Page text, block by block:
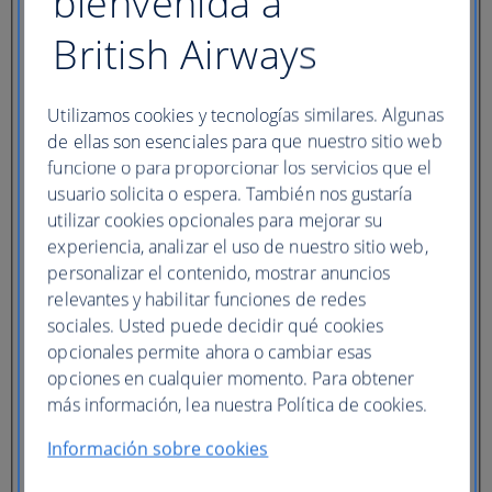
Tarifa mas económica
Adultos
(16+)
Adolescentes
(12-15)
(2-11)
Bebés
(menor de 2 años)
Un hotel
British Airways
Utilizamos cookies y tecnologías similares. Algunas
de ellas son esenciales para que nuestro sitio web
funcione o para proporcionar los servicios que el
usuario solicita o espera. También nos gustaría
utilizar cookies opcionales para mejorar su
experiencia, analizar el uso de nuestro sitio web,
personalizar el contenido, mostrar anuncios
relevantes y habilitar funciones de redes
sociales. Usted puede decidir qué cookies
opcionales permite ahora o cambiar esas
opciones en cualquier momento. Para obtener
más información, lea nuestra Política de cookies.
Información sobre cookies